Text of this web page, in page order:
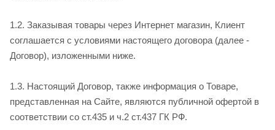
1.2. Заказывая товары через Интернет ­магазин, Клиент
соглашается с условиями настоящего договора (далее ­
Договор), изложенными ниже.
1.3. Настоящий Договор, также информация о Товаре,
представленная на Сайте, являются публичной офертой в
соответствии со ст.435 и ч.2 ст.437 ГК РФ.